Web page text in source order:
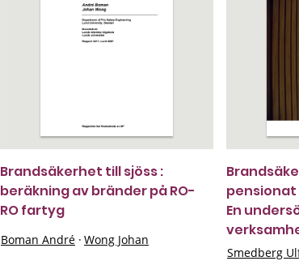
Brandsäkerhet till sjöss :
beräkning av bränder på RO-
RO fartyg
Boman André · Wong Johan
pensionat
En
Smedberg